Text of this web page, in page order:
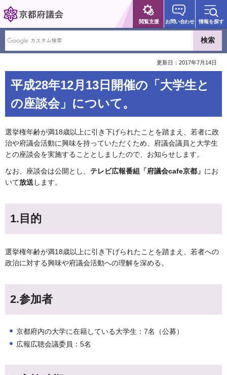
京都府議会
閲覧支援 お問い合わせ 情報を探す
更新日：2017年7月14日
平成28年12月13日開催の「大学生と
の座談会」について。
選挙権年齢が満18歳以上に引き下げられたことを踏まえ、若者に政
治や府議会活動に興味を持っていただくため、府議会議員と大学生
との座談会を実施することとしましたので、お知らせします。
なお、座談会は公開とし、 テレビ広報番組「府議会cafe京都」 にお
いて放送します。
1.目的
選挙権年齢が満18歳以上に引き下げられたことを踏まえ、若者への
政治に対する興味や府議会活動への理解を深める。
2.参加者
京都府内の大学に在籍している大学生：7名（公募）
広報広聴会議委員：5名